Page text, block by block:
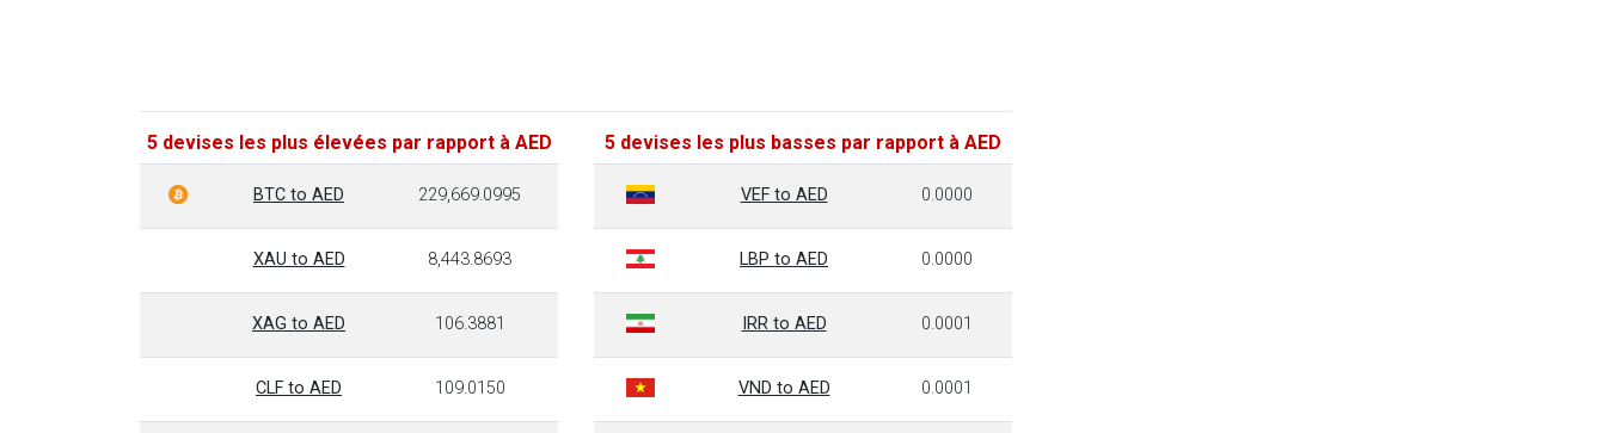
5 devises les plus élevées par rapport à AED
BTC to AED 229,669.0995
XAU to AED 8,443.8693
XAG to AED 106.3881
CLF to AED 109.0150
5 devises les plus basses par rapport à AED
VEF to AED 0.0000
LBP to AED 0.0000
IRR to AED 0.0001
VND to AED 0.0001